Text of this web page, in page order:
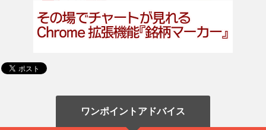
ワンポイントアドバイス